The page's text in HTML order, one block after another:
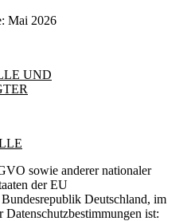
Mai 2026
UND
sowie anderer nationaler
der EU
Deutschland, im
Datenschutzbestimmungen ist: